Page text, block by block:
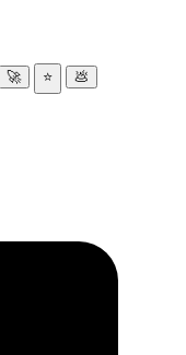
🚀 ⭐ 💩